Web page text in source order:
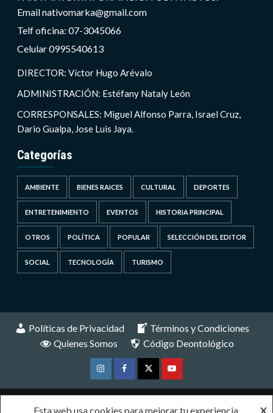
Email nativomarka@gmail.com
Telf oficina: 07-3045066
Celular 0995540613
DIRECTOR: Víctor Hugo Arévalo
ADMINISTRACIÓN: Estéfany Nataly León
CORRESPONSALES: Miguel Alfonso Parra, Israel Cruz,
Dario Gualpa, Jose Luis Jaya.
Categorías
AMBIENTE BIENES RAICES CULTURAL DEPORTES
ENTRETENIMIENTO EVENTOS HISTORIA PRINCIPAL
OTROS POLÍTICA POPULAR SELECCIÓN DEL EDITOR
SOCIAL TECNOLOGÍA TURISMO
Políticas de Privacidad
Términos y Condiciones
Quienes Somos
Código Deontológico
InstagramFacebookTwitterYoutube
Copyright © Todos los derechos reservados. VMS
Esta web usa cookies para mejorar tu experiencia. X